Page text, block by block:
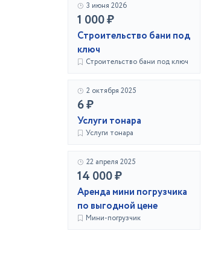
3 июня 2026
1 000 ₽
Строительство бани под
ключ
Строительство бани под ключ
2 октября 2025
6 ₽
Услуги тонара
Услуги тонара
22 апреля 2025
14 000 ₽
Аренда мини погрузчика
по выгодной цене
Мини-погрузчик